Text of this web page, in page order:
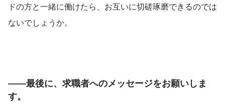
ドの方と一緒に働けたら、お互いに切磋琢磨できるのでは
ないでしょうか。
――最後に、求職者へのメッセージをお願いしま
す。